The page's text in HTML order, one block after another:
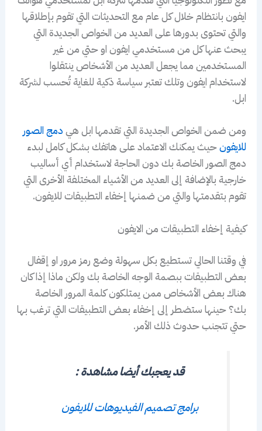
ايفون بانتظام خلال كل عام مع التحديثات التي تقوم بإطلاقها
والتي تحتوى بدورها على العديد من الخواص الجديدة التي
يبحث عنها كل من مستخدمي ايفون او حتي من غير
المستخدمين مما يجعل العديد من الأشخاص ينتقلوا
لاستخدام ايفون وتلك تعتبر سياسة ذكية للغاية تُحسب لشركة
ابل.
ومن ضمن الخواص الجديدة التي تقدمها ابل هيدمج الصور
للايفونحيث يمكنك الاعتماد على هاتفك بشكل كامل لبدء
دمج الصور الخاصة بك دون الحاجة لاستخدام أي أساليب
خارجية بالإضافة إلى العديد من الأشياء المختلفة الأخرى التي
تقوم بتقدمتها والتي من ضمنها إخفاء التطبيقات للايفون.
كيفية إخفاء التطبيقات من الايفون
في وقتنا الحالي تستطيع بكل سهولة وضع رمز مرور او إقفال
بعض التطبيقات ببصمة الوجه الخاصة بك ولكن ماذا إذا كان
هناك بعض الأشخاص ممن يمتلكون كلمة المرور الخاصة
بك؟ حينها ستضطر إلى إخفاء بعض التطبيقات التي ترغب بها
حتي تتجنب حدوث ذلك الأمر.
قد يعجبك أيضا مشاهدة :
برامج تصميم الفيديوهات للايفون